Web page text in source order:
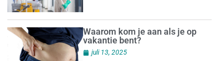
Waarom kom je aan als je op
vakantie bent?
juli 13, 2025